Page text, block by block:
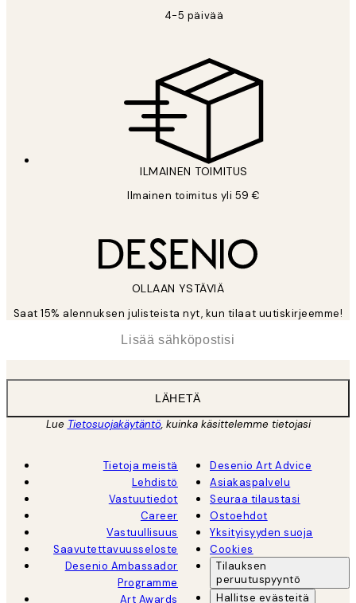
4-5 päivää
ILMAINEN TOIMITUS
Ilmainen toimitus yli 59 €
OLLAAN YSTÄVIÄ
Saat 15% alennuksen julisteista nyt, kun tilaat uutiskirjeemme!
LÄHETÄ
Lue Tietosuojakäytäntö, kuinka käsittelemme tietojasi
Tietoja meistä
Lehdistö
Vastuutiedot
Career
Vastuullisuus
Saavutettavuusseloste
Desenio Ambassador
Programme
Art Awards
Desenio Art Advice
Asiakaspalvelu
Seuraa tilaustasi
Ostoehdot
Yksityisyyden suoja
Cookies
Tilauksen
peruutuspyyntö
Hallitse evästeitä